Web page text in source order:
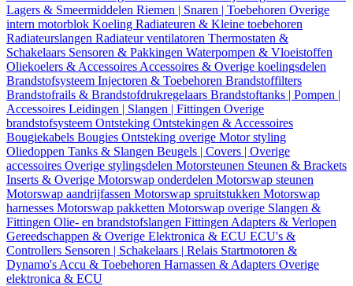
Lagers & Smeermiddelen Riemen | Snaren | Toebehoren Overige
intern motorblok Koeling Radiateuren & Kleine toebehoren
Radiateurslangen Radiateur ventilatoren Thermostaten &
Schakelaars Sensoren & Pakkingen Waterpompen & Vloeistoffen
Oliekoelers & Accessoires Accessoires & Overige koelingsdelen
Brandstofsysteem Injectoren & Toebehoren Brandstoffilters
Brandstofrails & Brandstofdrukregelaars Brandstoftanks | Pompen |
Accessoires Leidingen | Slangen | Fittingen Overige
brandstofsysteem Ontsteking Ontstekingen & Accessoires
Bougiekabels Bougies Ontsteking overige Motor styling
Oliedoppen Tanks & Slangen Beugels | Covers | Overige
accessoires Overige stylingsdelen Motorsteunen Steunen & Brackets
Inserts & Overige Motorswap onderdelen Motorswap steunen
Motorswap aandrijfassen Motorswap spruitstukken Motorswap
harnesses Motorswap pakketten Motorswap overige Slangen &
Fittingen Olie- en brandstofslangen Fittingen Adapters & Verlopen
Gereedschappen & Overige Elektronica & ECU ECU's &
Controllers Sensoren | Schakelaars | Relais Startmotoren &
Dynamo's Accu & Toebehoren Harnassen & Adapters Overige
elektronica & ECU